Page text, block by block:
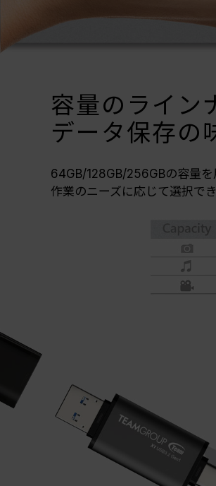
容量のライン
データ保存の
64GB/128GB/256GBの容量を
作業のニーズに応じて選択でき